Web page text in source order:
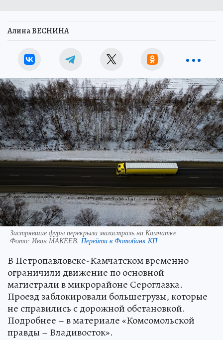
Алина ВЕСНИНА
Застрявшие фуры перекрыли магистраль на Камчатке
Фото: Иван МАКЕЕВ. Перейти в Фотобанк КП
В Петропавловске-Камчатском временно
ограничили движение по основной
магистрали в микрорайоне Сероглазка.
Проезд заблокировали большегрузы, которые
не справились с дорожной обстановкой.
Подробнее – в материале «Комсомольской
правды – Владивосток».